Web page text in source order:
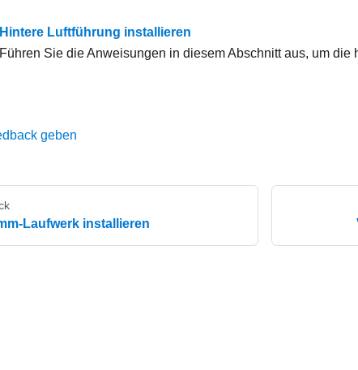
Hintere Luftführung installieren
Führen Sie die Anweisungen in diesem Abschnitt aus, um die
geben
Laufwerk installieren